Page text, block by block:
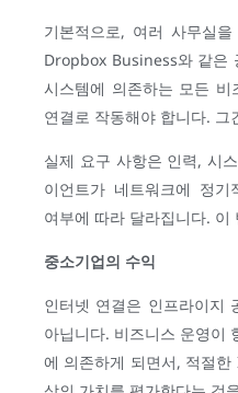
기본적으로, 여러 사무실
Dropbox Business와 같은
시스템에 의존하는 모든
연결로 작동해야 합니다.
실제 요구 사항은 인력, 시
이언트가 네트워크에 정기
여부에 따라 달라집니다.
중소기업의 수익
인터넷 연결은 인프라이지
아닙니다. 비즈니스 운영이
에 의존하게 되면서, 적절한